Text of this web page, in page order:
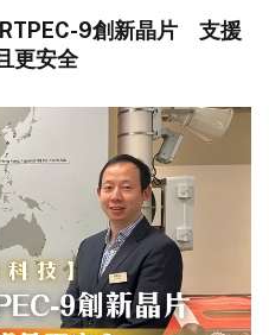
9創新晶片 支援
更安全